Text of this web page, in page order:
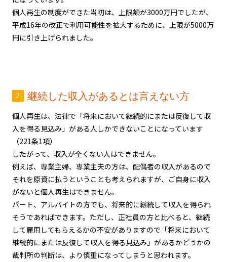
個人再生の制度ができた当初は、上限額が3000万円でしたが、
平成16年の改正で利用可能性を拡大するために、上限が5000万
円に引き上げられました。
継続した収入があるとは言えない方
個人再生は、法律で「将来において継続的にまたは反復して収
入を得る見込み」がある人しかできないことになっています
（221条1項）
したがって、収入が全くない人はできません。
例えば、専業主婦、専業主夫の方は、配偶者の収入があるので
それを原資に払うということも考えられますが、ご自身に収入
がないと個人再生はできません。
パート、アルバイトの方でも、将来的に継続して収入を得られ
そうであればできます。ただし、正社員の方と比べると、継続
して雇用してもらえるかの不安がありますので「将来において
継続的にまたは反復して収入を得る見込み」があるかどうかの
裁判所の判断は、より慎重になってしまうと思われます。